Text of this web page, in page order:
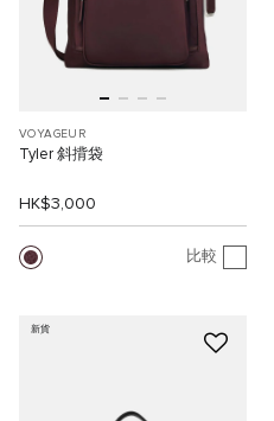
VOYAGEUR
Tyler 斜揹袋
HK$3,000
比較
新貨